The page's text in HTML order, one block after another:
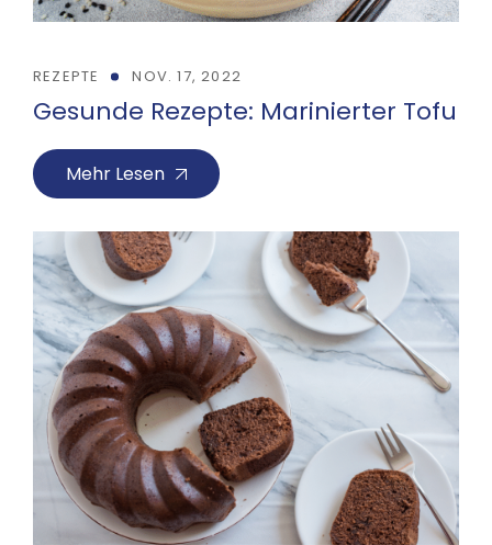
REZEPTE NOV. 17, 2022
Gesunde Rezepte: Marinierter Tofu
Mehr Lesen